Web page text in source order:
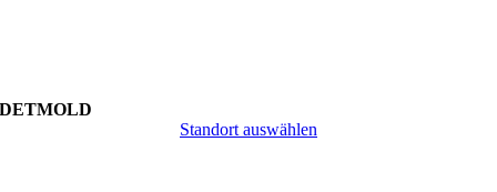
DETMOLD
Standort auswählen